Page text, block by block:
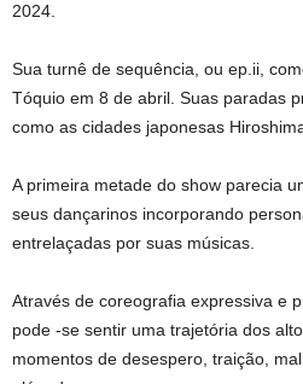
2024.
Sua turnê de sequência, ou ep.ii,
Tóquio em 8 de abril. Suas paradas
como as cidades japonesas
A primeira metade do show parecia
seus dançarinos incorporando
entrelaçadas por suas músicas.
Através de coreografia expressiva e
pode -se sentir uma trajetória dos
momentos de desespero, traição,